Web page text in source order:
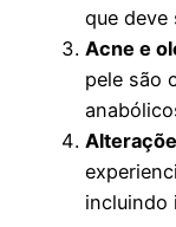
que deve
Acne e
pele são
incluindo